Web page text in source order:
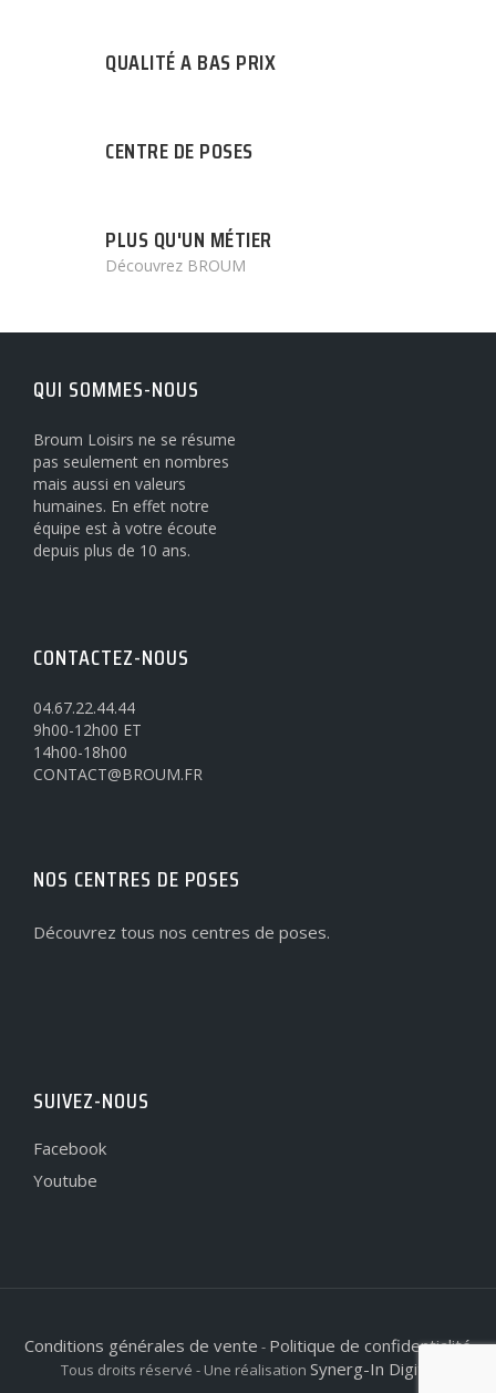
QUALITÉ A BAS PRIX
CENTRE DE POSES
PLUS QU'UN MÉTIER
Découvrez BROUM
QUI SOMMES-NOUS
Broum Loisirs ne se résume
pas seulement en nombres
mais aussi en valeurs
humaines. En effet notre
équipe est à votre écoute
depuis plus de 10 ans.
CONTACTEZ-NOUS
04.67.22.44.44
9h00-12h00 ET
14h00-18h00
CONTACT@BROUM.FR
NOS CENTRES DE POSES
Découvrez tous nos centres de poses.
SUIVEZ-NOUS
Facebook
Youtube
Conditions générales de vente - Politique de confidentialité
Tous droits réservé - Une réalisation Synerg-In Digital